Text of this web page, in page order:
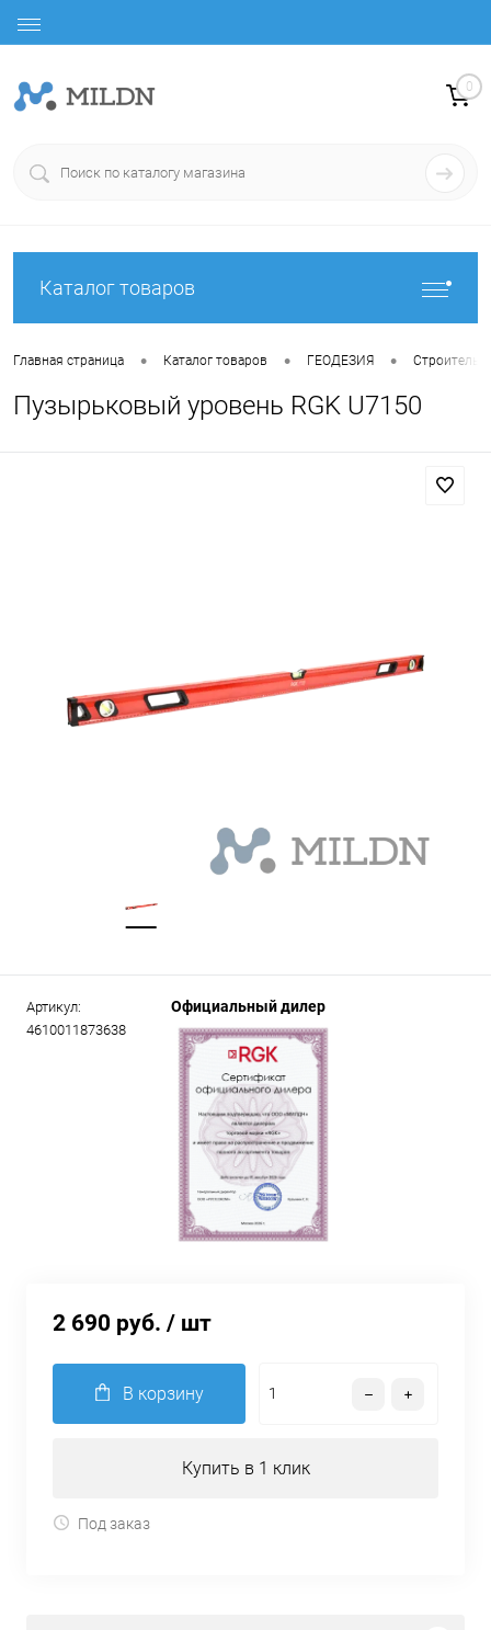
0
Каталог товаров
Главная страница • Каталог товаров • ГЕОДЕЗИЯ •
Пузырьковый уровень RGK U7150
Артикул:
4610011873638
Официальный дилер
2 690 руб. / шт
В корзину
Купить в 1 клик
Под заказ